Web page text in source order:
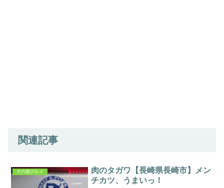
関連記事
その他グルメ
肉のタガワ【長崎県長崎市】メン
チカツ、うまいっ！